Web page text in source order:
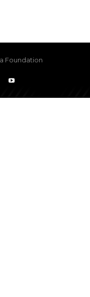
Foundation